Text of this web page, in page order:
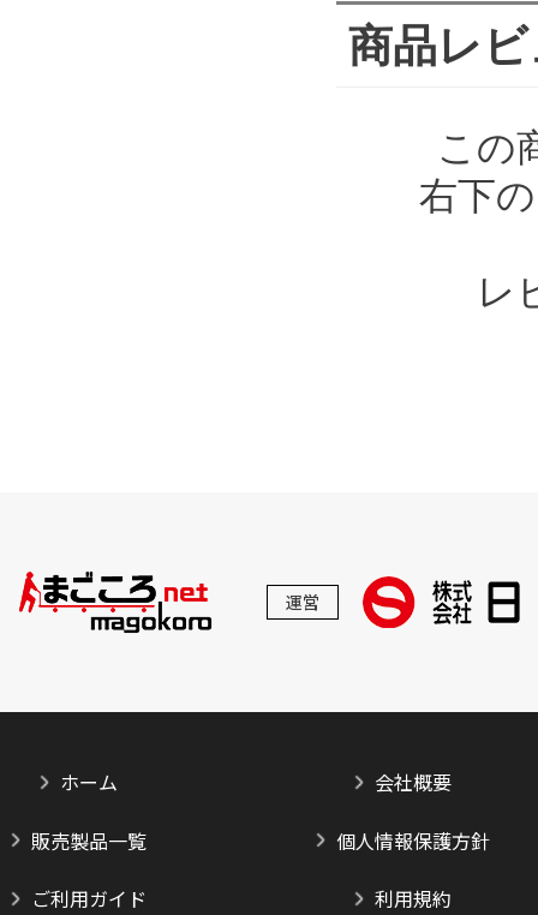
商品レ
この
右下
レ
運営
ホーム
販売製品一覧
ご利用ガイド
会社概要
個人情報保護方針
利用規約